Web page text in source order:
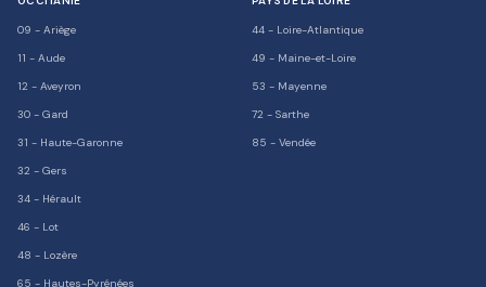
09 - Ariège
11 - Aude
12 - Aveyron
30 - Gard
31 - Haute-Garonne
32 - Gers
34 - Hérault
46 - Lot
48 - Lozère
65 - Hautes-Pyrénées
44 - Loire-Atlantique
49 - Maine-et-Loire
53 - Mayenne
72 - Sarthe
85 - Vendée